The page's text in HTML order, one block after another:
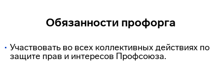
Обязанности профорга
Участвовать во всех коллективных действиях по
защите прав и интересов Профсоюза.